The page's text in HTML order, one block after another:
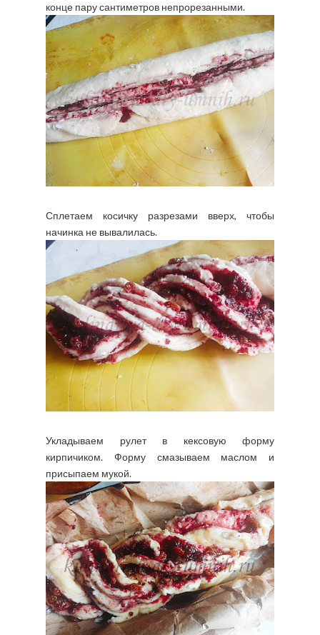
конце пару сантиметров непрорезанными.
Сплетаем косичку разрезами вверх, чтобы
начинка не вывалилась.
Укладываем рулет в кексовую форму
кирпичиком. Форму смазываем маслом и
присыпаем мукой.